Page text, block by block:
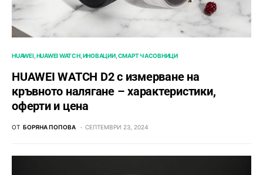
HUAWEI HUAWEI WATCH ИНОВАЦИИ СМАРТ ЧАСОВНИЦИ
HUAWEI WATCH D2 с измерване на
кръвното налягане – характеристики,
оферти и цена
ОТ БОРЯНА ПОПОВА СЕПТЕМВРИ 23, 2024